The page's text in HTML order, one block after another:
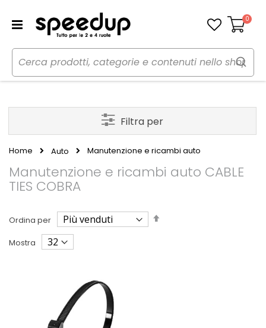
Carrello
0
Home Auto Manutenzione e ricambi auto
Manutenzione e ricambi auto CABLE
TIES COBRA
Ordina per
Imposta
Mostra
Filtra per